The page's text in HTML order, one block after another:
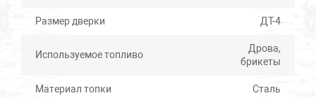
Размер дверки ДТ-4
Используемое топливо
Дрова,
брикеты
Материал топки Сталь